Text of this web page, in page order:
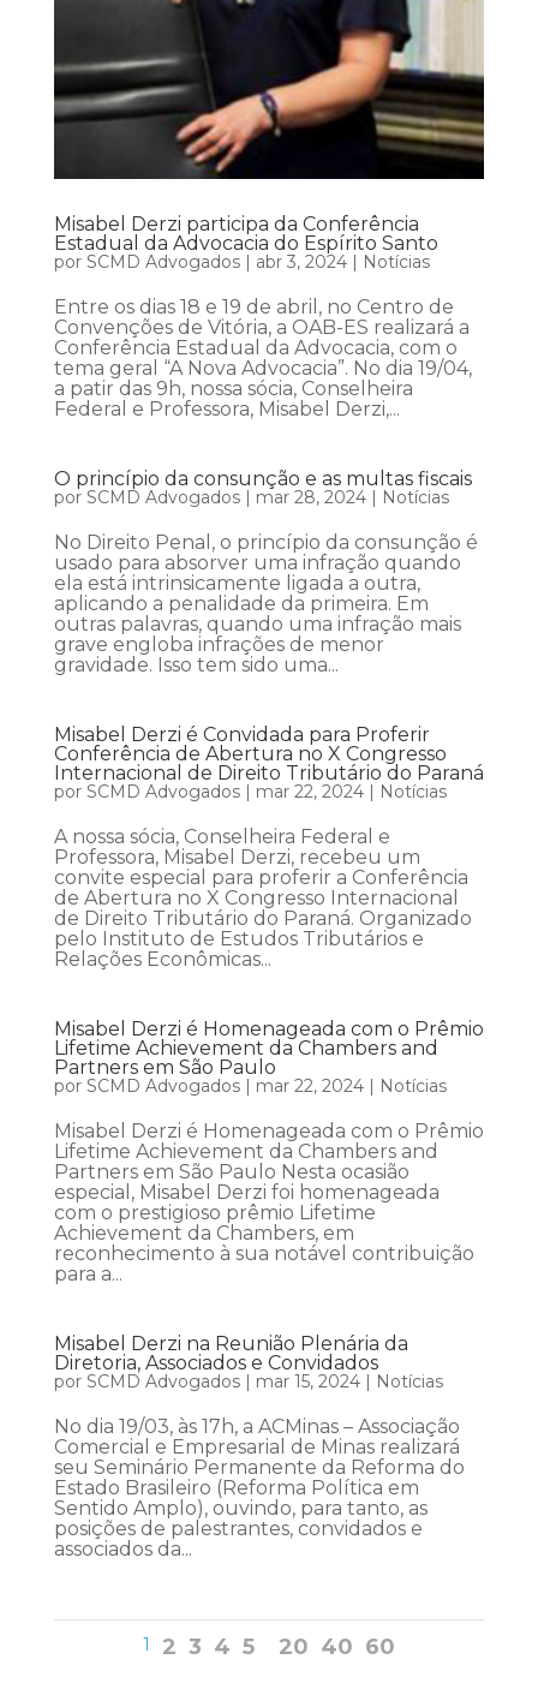
Misabel Derzi participa da Conferência
Estadual da Advocacia do Espírito Santo
por SCMD Advogados| abr 3, 2024| Notícias
Entre os dias 18 e 19 de abril, no Centro de
Convenções de Vitória, a OAB-ES realizará a
Conferência Estadual da Advocacia, com o
tema geral “A Nova Advocacia”. No dia 19/04,
a patir das 9h, nossa sócia, Conselheira
Federal e Professora, Misabel Derzi,...
O princípio da consunção e as multas fiscais
por SCMD Advogados| mar 28, 2024| Notícias
No Direito Penal, o princípio da consunção é
usado para absorver uma infração quando
ela está intrinsicamente ligada a outra,
aplicando a penalidade da primeira. Em
outras palavras, quando uma infração mais
grave engloba infrações de menor
gravidade. Isso tem sido uma...
Misabel Derzi é Convidada para Proferir
Conferência de Abertura no X Congresso
Internacional de Direito Tributário do Paraná
por SCMD Advogados| mar 22, 2024| Notícias
A nossa sócia, Conselheira Federal e
Professora, Misabel Derzi, recebeu um
convite especial para proferir a Conferência
de Abertura no X Congresso Internacional
de Direito Tributário do Paraná. Organizado
pelo Instituto de Estudos Tributários e
Relações Econômicas...
Misabel Derzi é Homenageada com o Prêmio
Lifetime Achievement da Chambers and
Partners em São Paulo
por SCMD Advogados| mar 22, 2024| Notícias
Misabel Derzi é Homenageada com o Prêmio
Lifetime Achievement da Chambers and
Partners em São Paulo Nesta ocasião
especial, Misabel Derzi foi homenageada
com o prestigioso prêmio Lifetime
Achievement da Chambers, em
reconhecimento à sua notável contribuição
para a...
Misabel Derzi na Reunião Plenária da
Diretoria, Associados e Convidados
por SCMD Advogados| mar 15, 2024| Notícias
No dia 19/03, às 17h, a ACMinas – Associação
Comercial e Empresarial de Minas realizará
seu Seminário Permanente da Reforma do
Estado Brasileiro (Reforma Política em
Sentido Amplo), ouvindo, para tanto, as
posições de palestrantes, convidados e
associados da...
1 2 3 4 5 20 40 60